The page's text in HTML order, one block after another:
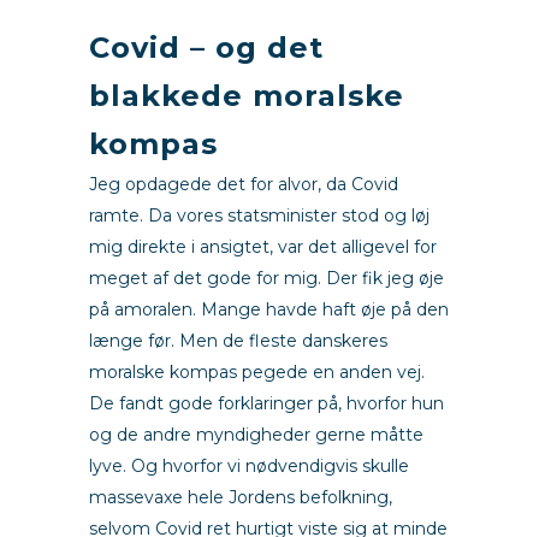
Covid – og det
blakkede moralske
kompas
Jeg opdagede det for alvor, da Covid
ramte. Da vores statsminister stod og løj
mig direkte i ansigtet, var det alligevel for
meget af det gode for mig. Der fik jeg øje
på amoralen. Mange havde haft øje på den
længe før. Men de fleste danskeres
moralske kompas pegede en anden vej.
De fandt gode forklaringer på, hvorfor hun
og de andre myndigheder gerne måtte
lyve. Og hvorfor vi nødvendigvis skulle
massevaxe hele Jordens befolkning,
selvom Covid ret hurtigt viste sig at minde